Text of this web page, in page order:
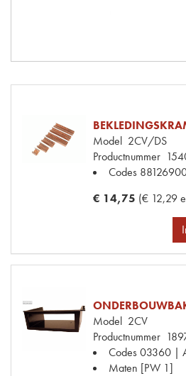
Model 2CV/DS
Productnummer
Codes
€ 14,75 (€ 12,29
Model 2CV
Productnummer
Codes03360 |
Maten [PW 1]